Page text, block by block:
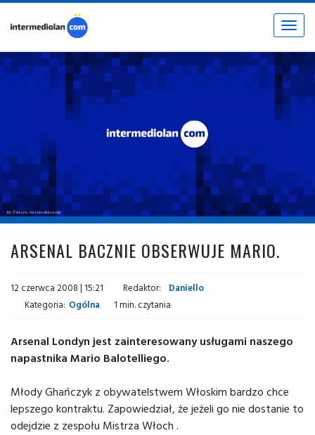
Toggle
fot. © inter.it / intermediolan.com
ARSENAL BACZNIE OBSERWUJE MARIO.
12 czerwca 2008 | 15:21 Redaktor:
Daniello
Kategoria: Ogólna 1 min. czytania
Arsenal Londyn jest zainteresowany usługami naszego
napastnika Mario Balotelliego.
Młody Ghańczyk z obywatelstwem Włoskim bardzo chce
lepszego kontraktu. Zapowiedział, że jeżeli go nie dostanie to
odejdzie z zespołu Mistrza Włoch .